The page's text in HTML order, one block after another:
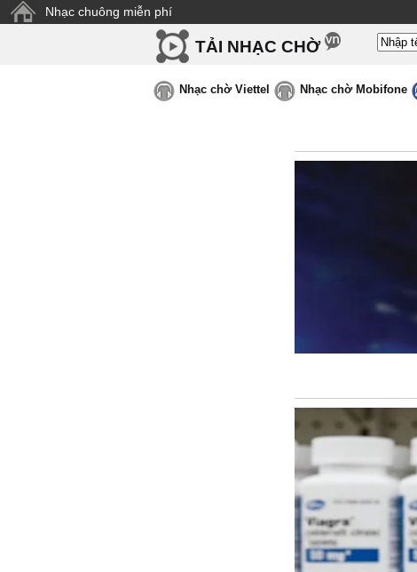
Nhạc chuông miễn phí
TẢI NHẠC CHỜ
Nhạc chờ Viettel Nhạc chờ Mobifone